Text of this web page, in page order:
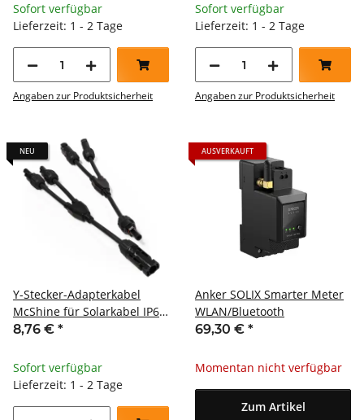
Sofort verfügbar
Lieferzeit: 1 - 2 Tage
Angaben zur Produktsicherheit
Sofort verfügbar
Lieferzeit: 1 - 2 Tage
Angaben zur Produktsicherheit
NEU
Y-Stecker-Adapterkabel
McShine für Solarkabel IP67
2er-Set
8,76 € *
Sofort verfügbar
Lieferzeit: 1 - 2 Tage
AUSVERKAUFT
Anker SOLIX Smarter Meter
WLAN/Bluetooth
69,30 € *
Momentan nicht verfügbar
Zum Artikel